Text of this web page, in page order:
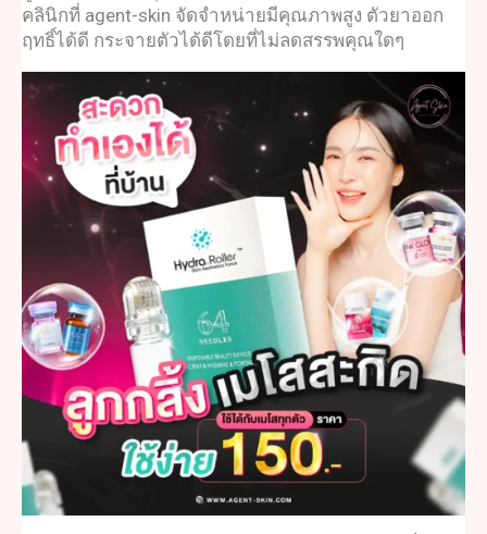
คลินิกที่ agent-skin จัดจำหน่ายมีคุณภาพสูง ตัวยาออก
ฤทธิ์ได้ดี กระจายตัวได้ดีโดยที่ไม่ลดสรรพคุณใดๆ